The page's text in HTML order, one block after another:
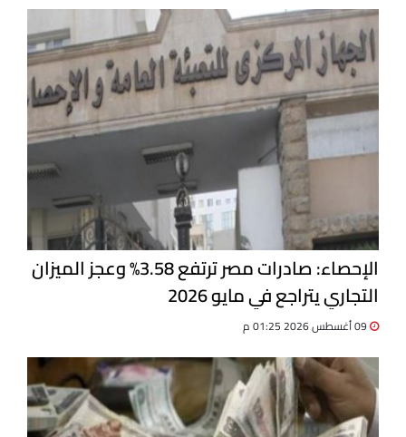
الإحصاء: صادرات مصر ترتفع 3.58% وعجز الميزان
التجاري يتراجع في مايو 2026